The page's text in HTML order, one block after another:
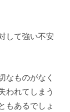
して強い不安
なものがなく
われてしまう
もあるでしょ